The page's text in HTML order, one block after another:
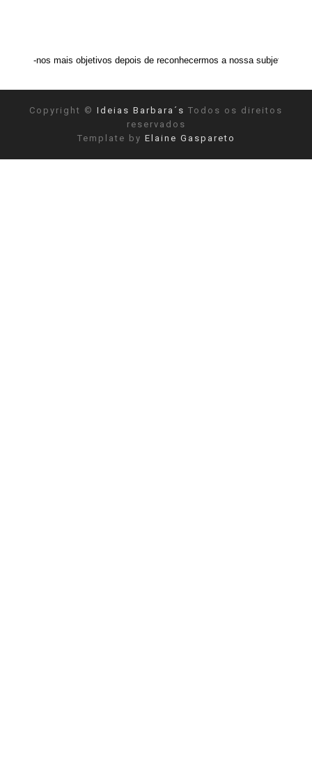
objetivos depois de reconhecermos a nossa subjetividade." ANAIS NIN
Copyright © Ideias Barbara´s Todos os direitos
reservados
Template by Elaine Gaspareto